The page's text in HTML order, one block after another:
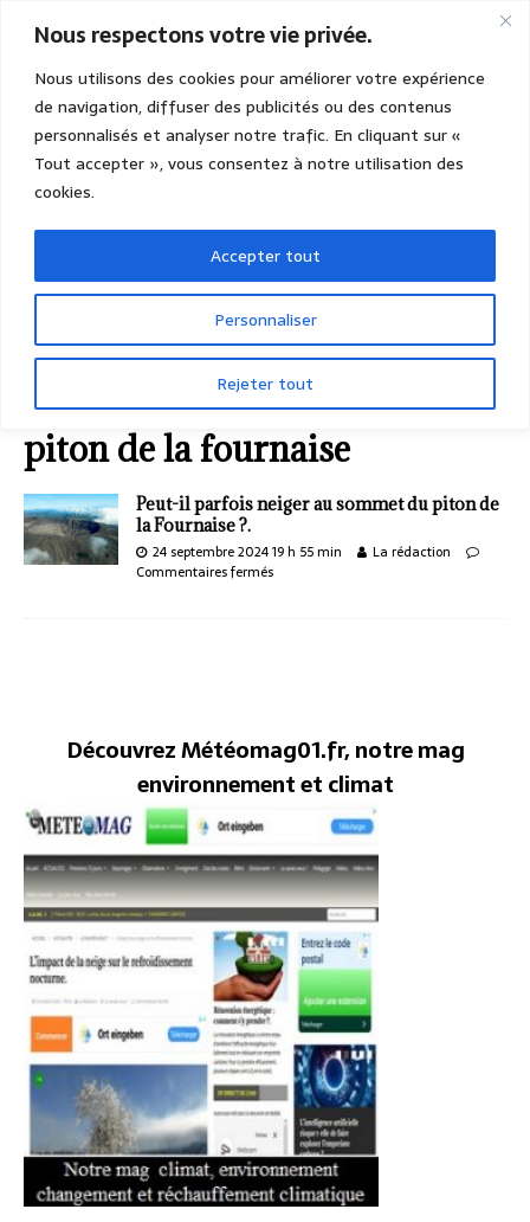
Nous respectons votre vie privée.
Nous utilisons des cookies pour améliorer votre expérience
de navigation, diffuser des publicités ou des contenus
personnalisés et analyser notre trafic. En cliquant sur «
Tout accepter », vous consentez à notre utilisation des
cookies.
Personnaliser
Rejeter tout
Accepter tout
piton de la fournaise
piton de la fournaise
Peut-il parfois neiger au sommet du piton de
la Fournaise ?.
24 septembre 2024 19 h 55 min
La rédaction
Commentaires fermés
Découvrez Météomag01.fr, notre mag
environnement et climat